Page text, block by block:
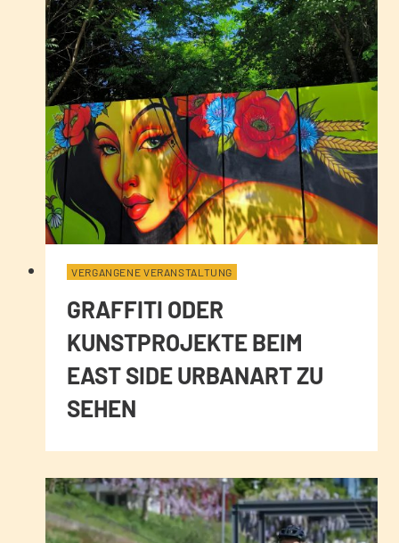
VERGANGENE VERANSTALTUNG
GRAFFITI ODER
KUNSTPROJEKTE BEIM
EAST SIDE URBANART ZU
SEHEN